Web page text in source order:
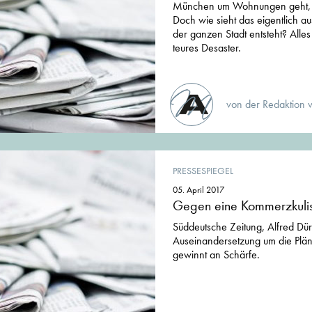
München um Wohnungen
Doch wie sieht das eigentlich
der ganzen Stadt entsteht?
teures Desaster.
von der Redaktion
PRESSESPIEGEL
05. April 2017
Gegen eine
Süddeutsche Zeitung, Alfred
Auseinandersetzung um die
gewinnt an Schärfe.